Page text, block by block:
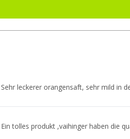
Sehr leckerer orangensaft, sehr mild in
Ein tolles produkt ,vaihinger haben die